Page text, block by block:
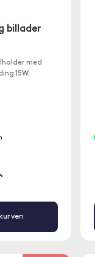
billader
med
15W.